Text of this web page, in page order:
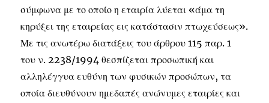
σύμφωνα με το οποίο η εταιρία λύεται «άμα τη
κηρύξει της εταιρείας εις κατάστασιν πτωχεύσεως».
Με τις ανωτέρω διατάξεις του άρθρου 115 παρ. 1
του ν. 2238/1994 θεσπίζεται προσωπική και
αλληλέγγυα ευθύνη των φυσικών προσώπων, τα
οποία διευθύνουν ημεδαπές ανώνυμες εταιρίες και